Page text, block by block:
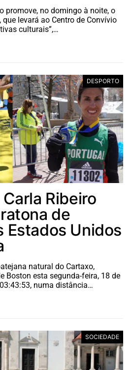
promove, no domingo à noite, o
que levará ao Centro de Convívio
culturais”,…
DESPORTO
Ribeiro
de
Estados Unidos
natural do Cartaxo,
Boston esta segunda-feira, 18 de
numa distância…
SOCIEDADE